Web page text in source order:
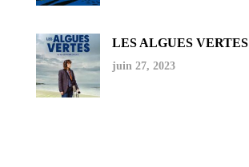
LES ALGUES VERTES
juin 27, 2023